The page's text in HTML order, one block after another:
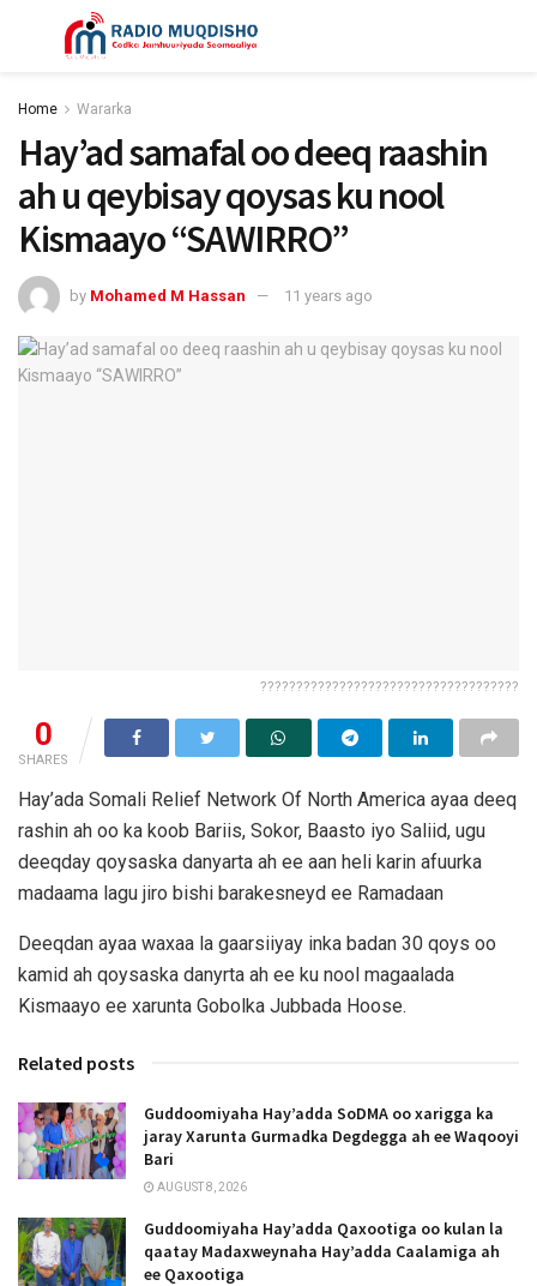
Home Wararka
Hay’ad samafal oo deeq raashin
ah u qeybisay qoysas ku nool
Kismaayo “SAWIRRO”
by Mohamed M Hassan 11 years ago
????????????????????????????????????
0
SHARES
Hay’ada Somali Relief Network Of North America ayaa deeq
rashin ah oo ka koob Bariis, Sokor, Baasto iyo Saliid, ugu
deeqday qoysaska danyarta ah ee aan heli karin afuurka
madaama lagu jiro bishi barakesneyd ee Ramadaan
Deeqdan ayaa waxaa la gaarsiiyay inka badan 30 qoys oo
kamid ah qoysaska danyrta ah ee ku nool magaalada
Kismaayo ee xarunta Gobolka Jubbada Hoose.
Related posts
Guddoomiyaha Hay’adda SoDMA oo xarigga ka
jaray Xarunta Gurmadka Degdegga ah ee Waqooyi
Bari
AUGUST 8, 2026
Guddoomiyaha Hay’adda Qaxootiga oo kulan la
qaatay Madaxweynaha Hay’adda Caalamiga ah
ee Qaxootiga